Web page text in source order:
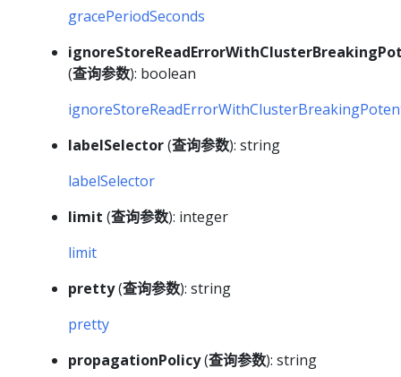
gracePeriodSeconds
(查询参数): boolean
labelSelector(查询参数): string
labelSelector
limit (查询参数): integer
limit
pretty(查询参数): string
pretty
propagationPolicy(查询参数): string